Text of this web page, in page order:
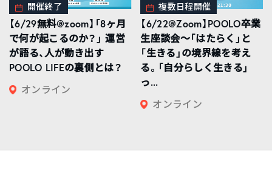
開催終了
【6/29無料@zoom】「8ヶ月
で何が起こるのか？」 運営
が語る、人が動き出す
POOLO LIFEの裏側とは？
オンライン
複数日程開催
【6/22@Zoom】POOLO卒業
生座談会〜「はたらく」と
「生きる」の境界線を考え
る。「自分らしく生きる」
っ...
オンライン